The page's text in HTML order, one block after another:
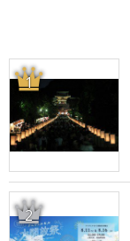
1
2